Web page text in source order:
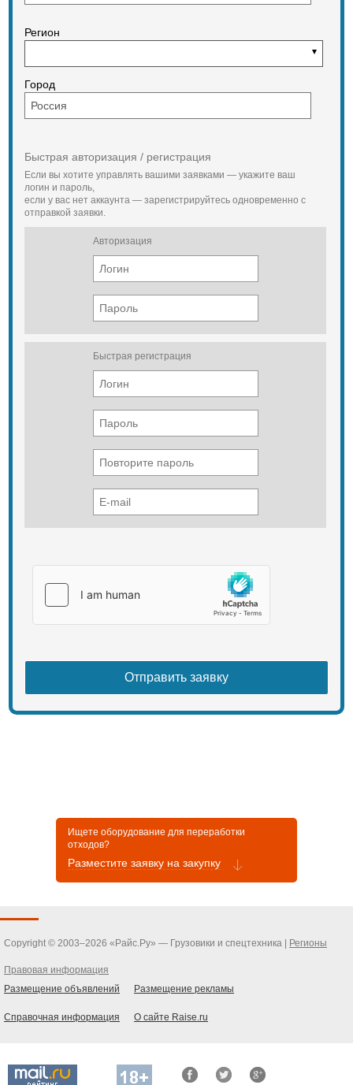
Регион
Город
Быстрая авторизация / регистрация
Если вы хотите управлять вашими заявками — укажите ваш
логин и пароль,
если у вас нет аккаунта — зарегистрируйтесь одновременно с
отправкой заявки.
Авторизация
Быстрая регистрация
Ищете оборудование для переработки
отходов?
Разместите заявку на закупку
Copyright © 2003–2026 «Райс.Ру» — Грузовики и спецтехника | Регионы
Правовая информация
Размещение объявлений
Размещение рекламы
Справочная информация О сайте Raise.ru